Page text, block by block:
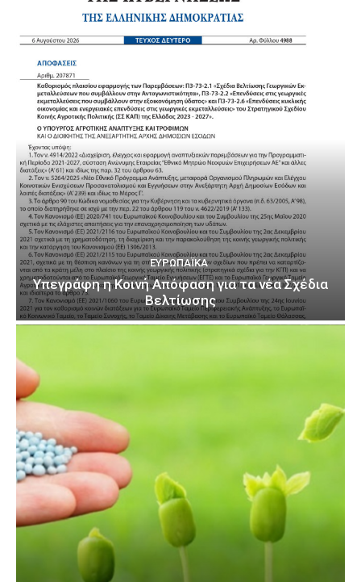
ΕΥΡΩΠΑΪΚΆ
Υπεγράφη η Κοινή Απόφαση για τα νέα Σχέδια
Βελτίωσης